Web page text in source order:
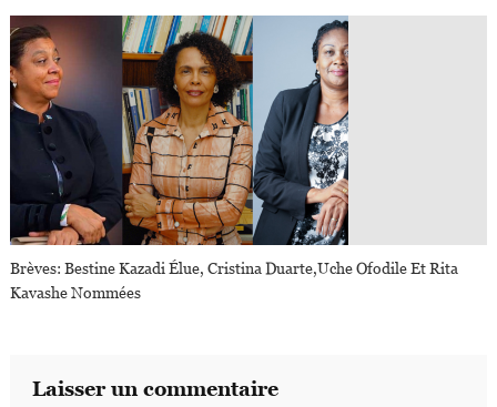
Brèves: Bestine Kazadi Élue, Cristina Duarte,Uche Ofodile Et Rita
Kavashe Nommées
Laisser un commentaire